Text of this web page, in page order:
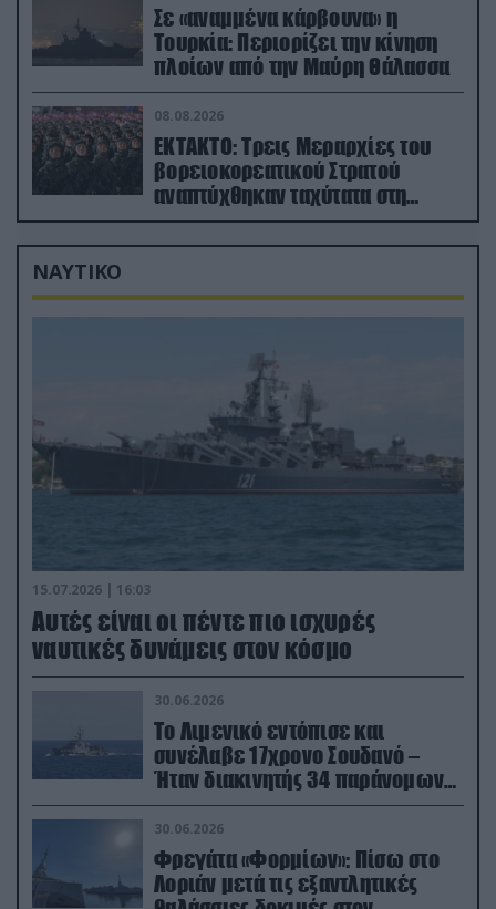
Σε «αναμμένα κάρβουνα» η
Τουρκία: Περιορίζει την κίνηση
πλοίων από την Μαύρη Θάλασσα
08.08.2026
ΕΚΤΑΚΤΟ: Τρεις Μεραρχίες του
βορειοκορεατικού Στρατού
αναπτύχθηκαν ταχύτατα στη
Ρωσία
ΝΑΥΤΙΚΟ
15.07.2026 | 16:03
Aυτές είναι οι πέντε πιο ισχυρές
ναυτικές δυνάμεις στον κόσμο
30.06.2026
Το Λιμενικό εντόπισε και
συνέλαβε 17χρονο Σουδανό –
Ήταν διακινητής 34 παράνομων
μεταναστών
30.06.2026
Φρεγάτα «Φορμίων»: Πίσω στο
Λοριάν μετά τις εξαντλητικές